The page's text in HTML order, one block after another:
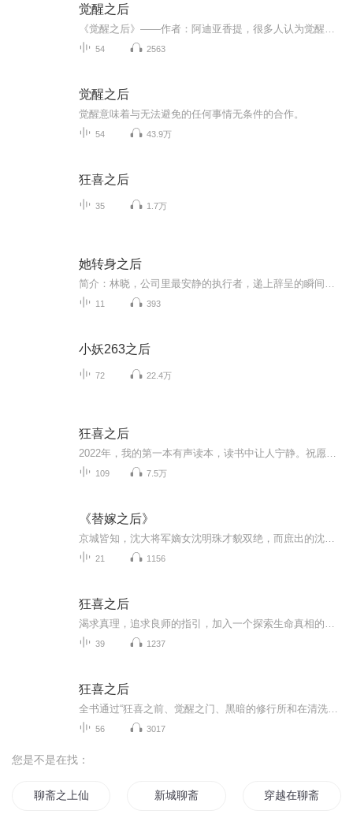
觉醒之后
54 2563
觉醒之后
觉醒意味着与无法避免的任何事情无条件的合作。
54 43.9万
狂喜之后
35 1.7万
她转身之后
11 393
小妖263之后
72 22.4万
狂喜之后
109 7.5万
《替嫁之后》
21 1156
狂喜之后
39 1237
狂喜之后
56 3017
您是不是在找：
聊斋之上仙 新城聊斋 穿越在聊斋的世